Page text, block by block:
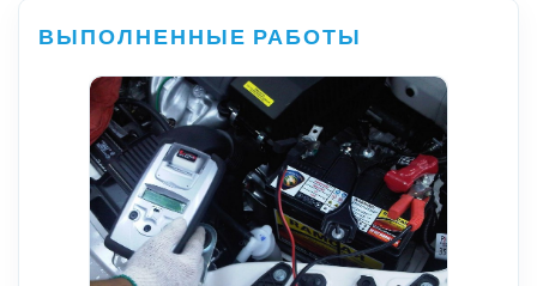
ВЫПОЛНЕННЫЕ РАБОТЫ